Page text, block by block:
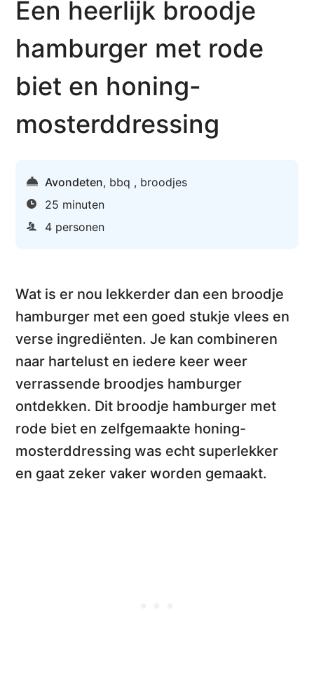
Een heerlijk broodje
hamburger met rode
biet en honing-
mosterddressing
Avondeten, bbq , broodjes
25 minuten
4 personen
Wat is er nou lekkerder dan een broodje
hamburger met een goed stukje vlees en
verse ingrediënten. Je kan combineren
naar hartelust en iedere keer weer
verrassende broodjes hamburger
ontdekken. Dit broodje hamburger met
rode biet en zelfgemaakte honing-
mosterddressing was echt superlekker
en gaat zeker vaker worden gemaakt.